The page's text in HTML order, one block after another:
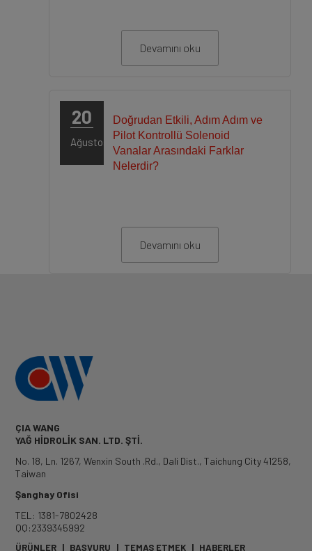
Devamını oku
20
Ağustos
Doğrudan Etkili, Adım Adım ve
Pilot Kontrollü Solenoid
Vanalar Arasındaki Farklar
Nelerdir?
Devamını oku
ÇIA WANG
YAĞ HİDROLİK SAN. LTD. ŞTİ.
No. 18, Ln. 1267, Wenxin South .Rd., Dali Dist.,Taichung City41258,
Taiwan
Şanghay Ofisi
TEL: 1381-7802428
QQ:2339345992
ÜRÜNLER | BAŞVURU | TEMAS ETMEK | HABERLER